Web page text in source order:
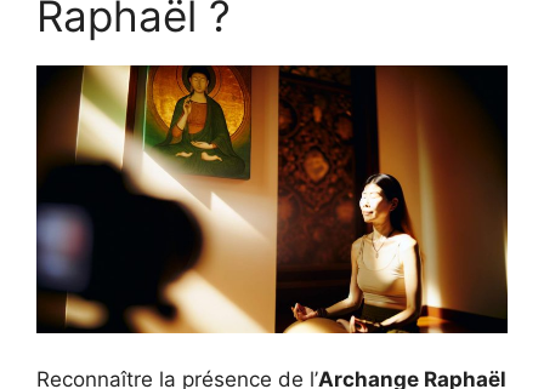
Raphaël ?
Reconnaître la présence de l’Archange Raphaël